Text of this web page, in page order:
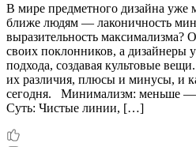
В мире предметного дизайна уже
ближе людям — лаконичность
выразительность максимализма?
своих поклонников, а дизайнеры
подхода, создавая культовые
их различия, плюсы и минусы, и
сегодня. Минимализм: меньше —
Суть: Чистые линии, […]